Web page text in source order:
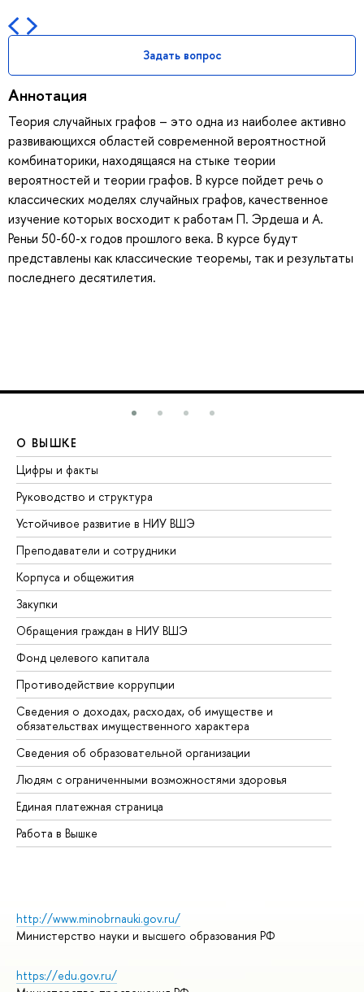
Задать вопрос
Аннотация
Теория случайных графов – это одна из наиболее активно
развивающихся областей современной вероятностной
комбинаторики, находящаяся на стыке теории
вероятностей и теории графов. В курсе пойдет речь о
классических моделях случайных графов, качественное
изучение которых восходит к работам П. Эрдеша и А.
Реньи 50-60-х годов прошлого века. В курсе будут
представлены как классические теоремы, так и результаты
последнего десятилетия.
О ВЫШКЕ
Цифры и факты
Руководство и структура
Устойчивое развитие в НИУ ВШЭ
Преподаватели и сотрудники
Корпуса и общежития
Закупки
Обращения граждан в НИУ ВШЭ
Фонд целевого капитала
Противодействие коррупции
Сведения о доходах, расходах, об имуществе и
обязательствах имущественного характера
Сведения об образовательной организации
Людям с ограниченными возможностями здоровья
Единая платежная страница
Работа в Вышке
http://www.minobrnauki.gov.ru/
Министерство науки и высшего образования РФ
https://edu.gov.ru/